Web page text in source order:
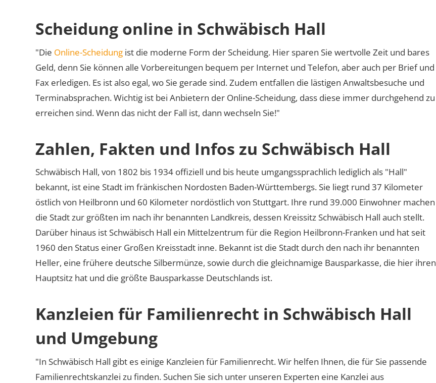
Scheidung online in Schwäbisch Hall
"Die Online-Scheidung ist die moderne Form der Scheidung. Hier sparen Sie wertvolle Zeit und bares
Geld, denn Sie können alle Vorbereitungen bequem per Internet und Telefon, aber auch per Brief und
Fax erledigen. Es ist also egal, wo Sie gerade sind. Zudem entfallen die lästigen Anwaltsbesuche und
Terminabsprachen. Wichtig ist bei Anbietern der Online-Scheidung, dass diese immer durchgehend zu
erreichen sind. Wenn das nicht der Fall ist, dann wechseln Sie!"
Zahlen, Fakten und Infos zu Schwäbisch Hall
Schwäbisch Hall, von 1802 bis 1934 offiziell und bis heute umgangssprachlich lediglich als Hall
bekannt, ist eine Stadt im fränkischen Nordosten Baden-Württembergs. Sie liegt rund 37 Kilometer
östlich von Heilbronn und 60 Kilometer nordöstlich von Stuttgart. Ihre rund 39.000 Einwohner machen
die Stadt zur größten im nach ihr benannten Landkreis, dessen Kreissitz Schwäbisch Hall auch stellt.
Darüber hinaus ist Schwäbisch Hall ein Mittelzentrum für die Region Heilbronn-Franken und hat seit
1960 den Status einer Großen Kreisstadt inne. Bekannt ist die Stadt durch den nach ihr benannten
Heller, eine frühere deutsche Silbermünze, sowie durch die gleichnamige Bausparkasse, die hier ihren
Hauptsitz hat und die größte Bausparkasse Deutschlands ist.
Kanzleien für Familienrecht in Schwäbisch Hall
und Umgebung
"In Schwäbisch Hall gibt es einige Kanzleien für Familienrecht. Wir helfen Ihnen, die für Sie passende
Familienrechtskanzlei zu finden. Suchen Sie sich unter unseren Experten eine Kanzlei aus